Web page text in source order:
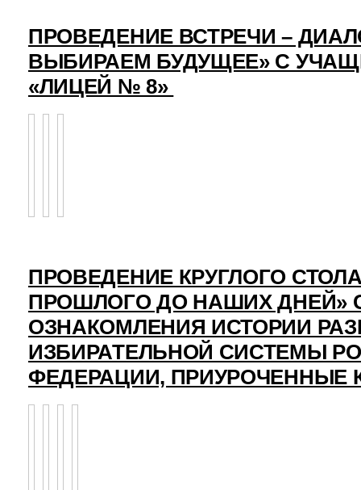
ПРОВЕДЕНИЕ ВСТРЕЧИ –
ВЫБИРАЕМ БУДУЩЕЕ» С
«ЛИЦЕЙ № 8»
ПРОВЕДЕНИЕ КРУГЛОГО
ПРОШЛОГО ДО НАШИХ ДНЕЙ»
ОЗНАКОМЛЕНИЯ ИСТОРИИ
ИЗБИРАТЕЛЬНОЙ СИСТЕМЫ
ФЕДЕРАЦИИ, ПРИУРОЧЕННЫЕ